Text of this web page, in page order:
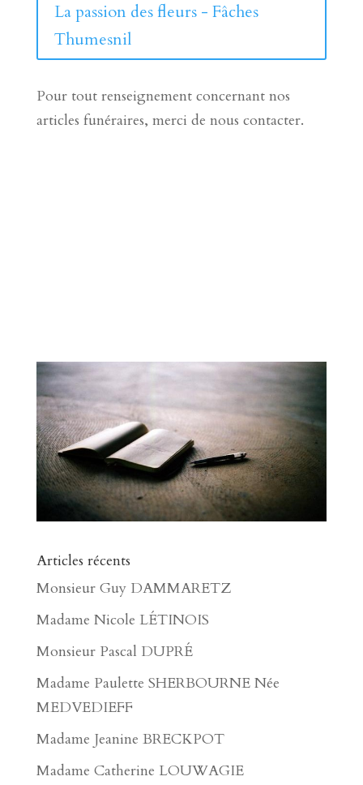
La passion des fleurs - Fâches
Thumesnil
Pour tout renseignement concernant nos
articles funéraires, merci de nous contacter.
Articles récents
Monsieur Guy DAMMARETZ
Madame Nicole LÉTINOIS
Monsieur Pascal DUPRÉ
Madame Paulette SHERBOURNE Née
MEDVEDIEFF
Madame Jeanine BRECKPOT
Madame Catherine LOUWAGIE